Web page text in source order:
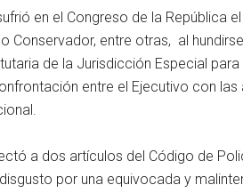
en el Congreso de la República
Conservador, entre otras, al
de la Jurisdicción Especial para
entre el Ejecutivo con
a dos artículos del Código de
por una equivocada y